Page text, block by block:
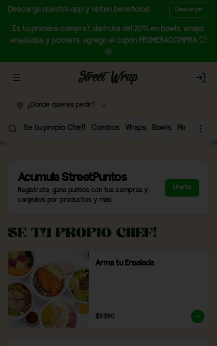
Descarga nuestra app y obten beneficios! Descargar
Es tu primera compra?, disfruta del 20% en bowls, wraps,
ensaladas y pockets, agrega el cupón PRIMERACOMPRA 💥
🤩
Abrir menu de navegación Login
¿Dónde quieres pedir?
Se tu propio Chef! Combos Wraps Bowls Mini Wraps
Acumula StreetPuntos
Regístrate, gana puntos con tus compras y
canjealos por productos y más
Únete
Se tu propio Chef!
Arma tu Ensalada
$9.390